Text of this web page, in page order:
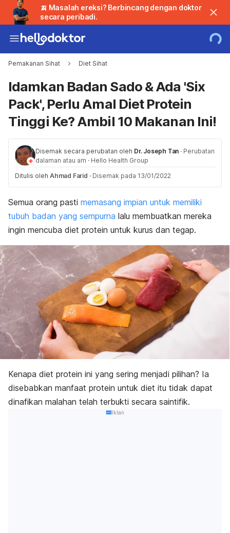
🍌 Masalah ereksi? Berbincang dengan doktor
secara peribadi.
Pemakanan Sihat Diet Sihat
Idamkan Badan Sado & Ada 'Six
Pack', Perlu Amal Diet Protein
Tinggi Ke? Ambil 10 Makanan Ini!
Disemak secara perubatan oleh Dr. Joseph Tan · Perubatan
dalaman atau am · Hello Health Group
Ditulis oleh Ahmad Farid · Disemak pada 13/01/2022
Semua orang pasti memasang impian untuk memiliki
tubuh badan yang sempurna lalu membuatkan mereka
ingin mencuba diet protein untuk kurus dan tegap.
Kenapa diet protein ini yang sering menjadi pilihan? Ia
disebabkan manfaat protein untuk diet itu tidak dapat
dinafikan malahan telah terbukti secara saintifik.
Iklan